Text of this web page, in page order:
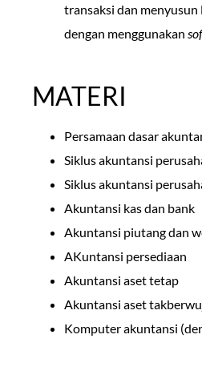
transaksi dan menyusun
dengan menggunakan
MATERI
Persamaan dasar
Siklus akuntansi
Siklus akuntansi
Akuntansi kas dan bank
Akuntansi piutang dan
AKuntansi persediaan
Akuntansi aset tetap
Akuntansi aset
Komputer akuntansi